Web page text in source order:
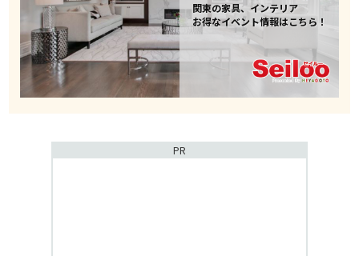
関東の家具、インテリア
お得なイベント情報はこちら！
PR